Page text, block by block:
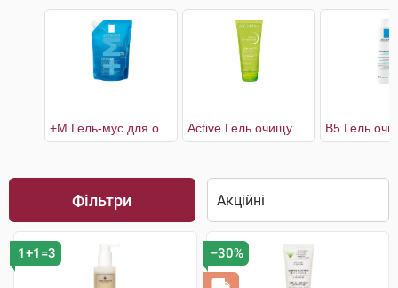
Фільтри
1+1=3 −30%